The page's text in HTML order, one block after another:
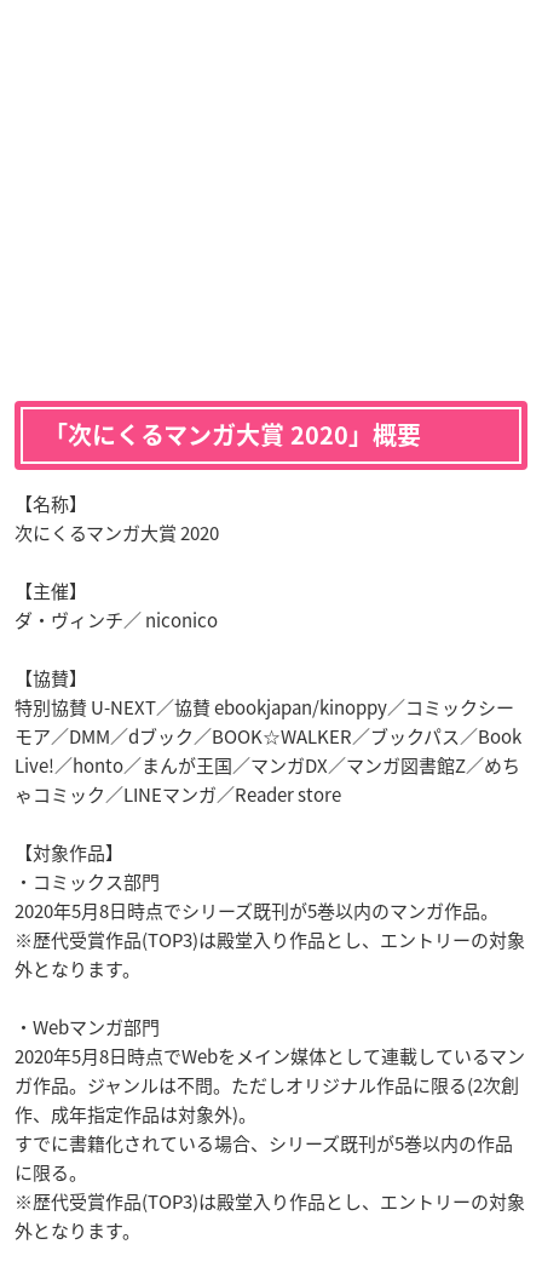
「次にくるマンガ大賞 2020」概要
【名称】
次にくるマンガ大賞 2020
【主催】
ダ・ヴィンチ／ niconico
【協賛】
特別協賛 U-NEXT／協賛 ebookjapan/kinoppy／コミックシー
モア／DMM／dブック／BOOK☆WALKER／ブックパス／Book
Live!／honto／まんが王国／マンガDX／マンガ図書館Z／めち
ゃコミック／LINEマンガ／Reader store
【対象作品】
・コミックス部門
2020年5月8日時点でシリーズ既刊が5巻以内のマンガ作品。
※歴代受賞作品(TOP3)は殿堂入り作品とし、エントリーの対象
外となります。
・Webマンガ部門
2020年5月8日時点でWebをメイン媒体として連載しているマン
ガ作品。ジャンルは不問。ただしオリジナル作品に限る(2次創
作、成年指定作品は対象外)。
すでに書籍化されている場合、シリーズ既刊が5巻以内の作品
に限る。
※歴代受賞作品(TOP3)は殿堂入り作品とし、エントリーの対象
外となります。